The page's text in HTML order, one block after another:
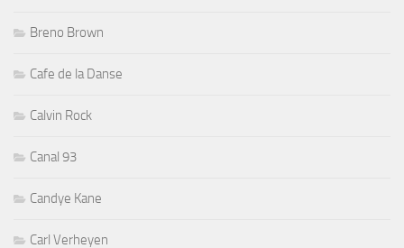
Breno Brown
Cafe de la Danse
Calvin Rock
Canal 93
Candye Kane
Carl Verheyen